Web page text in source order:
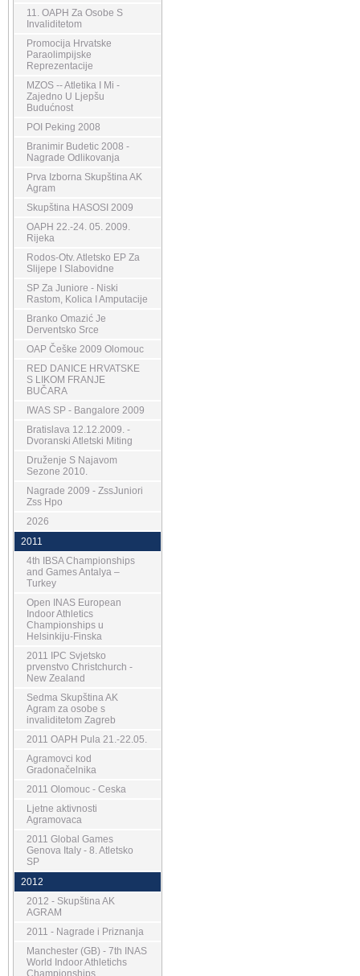
11. OAPH Za Osobe S
Invaliditetom
Promocija Hrvatske
Paraolimpijske
Reprezentacije
MZOS -- Atletika I Mi -
Zajedno U Ljepšu
Budućnost
POI Peking 2008
Branimir Budetic 2008 -
Nagrade Odlikovanja
Prva Izborna Skupština AK
Agram
Skupština HASOSI 2009
OAPH 22.-24. 05. 2009.
Rijeka
Rodos-Otv. Atletsko EP Za
Slijepe I Slabovidne
SP Za Juniore - Niski
Rastom, Kolica I Amputacije
Branko Omazić Je
Derventsko Srce
OAP Češke 2009 Olomouc
RED DANICE HRVATSKE
S LIKOM FRANJE
BUČARA
IWAS SP - Bangalore 2009
Bratislava 12.12.2009. -
Dvoranski Atletski Miting
Druženje S Najavom
Sezone 2010.
Nagrade 2009 - ZssJuniori
Zss Hpo
2026
2011
4th IBSA Championships
and Games Antalya –
Turkey
Open INAS European
Indoor Athletics
Championships u
Helsinkiju-Finska
2011 IPC Svjetsko
prvenstvo Christchurch -
New Zealand
Sedma Skupština AK
Agram za osobe s
invaliditetom Zagreb
2011 OAPH Pula 21.-22.05.
Agramovci kod
Gradonačelnika
2011 Olomouc - Ceska
Ljetne aktivnosti
Agramovaca
2011 Global Games
Genova Italy - 8. Atletsko
SP
2012
2012 - Skupština AK
AGRAM
2011 - Nagrade i Priznanja
Manchester (GB) - 7th INAS
World Indoor Athletichs
Championships